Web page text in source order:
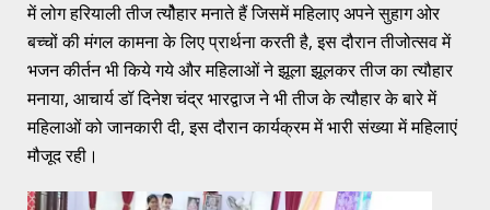
में लोग हरियाली तीज त्योैहार मनाते हैं जिसमें महिलाए अपने सुहाग ओर
बच्चों की मंगल कामना के लिए प्रार्थना करती है, इस दौरान तीजोत्सव में
भजन कीर्तन भी किये गये और महिलाओं ने झूला झूलकर तीज का त्यौहार
मनाया, आचार्य डॉ दिनेश चंद्र भारद्वाज ने भी तीज के त्यौहार के बारे में
महिलाओं को जानकारी दी, इस दौरान कार्यक्रम में भारी संख्या में महिलाएं
मौजूद रही।